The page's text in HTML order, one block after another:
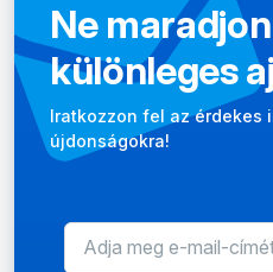
Hírlevél
Ne
különleges
Iratkozzon fel az érdekes
újdonságokra!